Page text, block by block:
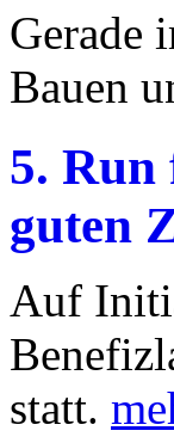
Gerade
Bauen
5. Run
guten
Auf
statt.